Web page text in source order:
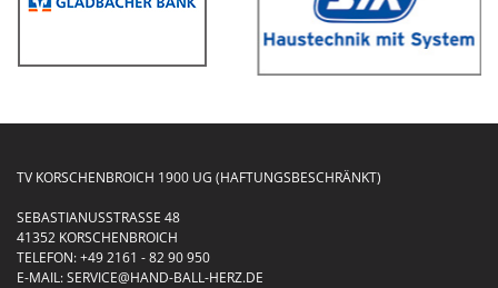
TV KORSCHENBROICH 1900 UG (HAFTUNGSBESCHRÄNKT)
SEBASTIANUSSTRASSE 48
41352 KORSCHENBROICH
TELEFON:+49 2161 - 82 90 950
E-MAIL:SERVICE@HAND-BALL-HERZ.DE